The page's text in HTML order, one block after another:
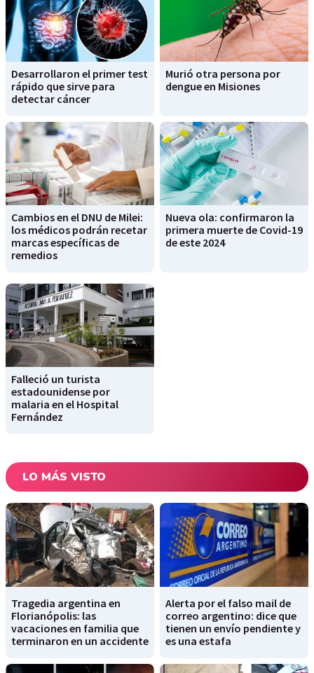
Desarrollaron el primer test
rápido que sirve para
detectar cáncer
Murió otra persona por
dengue en Misiones
Cambios en el DNU de Milei:
los médicos podrán recetar
marcas específicas de
remedios
Nueva ola: confirmaron la
primera muerte de Covid-19
de este 2024
Falleció un turista
estadounidense por
malaria en el Hospital
Fernández
LO MÁS VISTO
Tragedia argentina en
Florianópolis: las
vacaciones en familia que
terminaron en un accidente
Alerta por el falso mail de
correo argentino: dice que
tienen un envío pendiente y
es una estafa